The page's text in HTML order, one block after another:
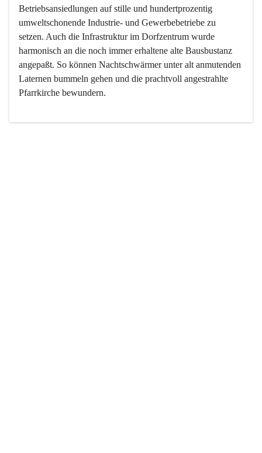
Betriebsansiedlungen auf stille und hundertprozentig
umweltschonende Industrie- und Gewerbebetriebe zu
setzen. Auch die Infrastruktur im Dorfzentrum wurde
harmonisch an die noch immer erhaltene alte Bausbustanz
angepaßt. So können Nachtschwärmer unter alt anmutenden
Laternen bummeln gehen und die prachtvoll angestrahlte
Pfarrkirche bewundern.
Der Weinbau dominert heute nicht mehr, ist aber integrativer